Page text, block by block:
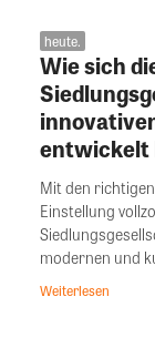
heute.
Wie sich
entwickelt
Mit den
Einstellung
modernen und
Weiterlesen